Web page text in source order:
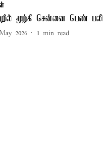
மூழ்கி சென்னை பெண் பலி
2026 1 min read